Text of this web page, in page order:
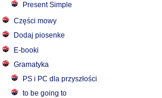
Present Simple
Części mowy
Dodaj piosenke
E-booki
Gramatyka
PS i PC dla przyszłości
to be going to